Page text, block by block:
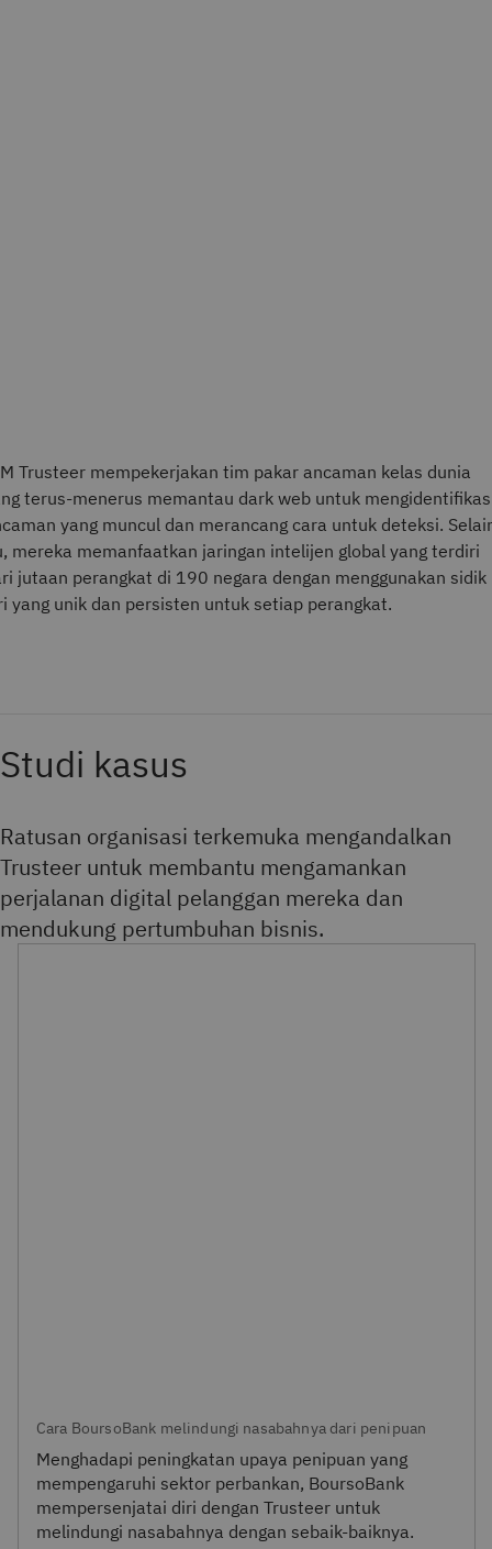
Trusteer mempekerjakan tim pakar ancaman kelas dunia
terus-menerus memantau dark web untuk
yang muncul dan merancang cara untuk deteksi.
mereka memanfaatkan jaringan intelijen global yang terdiri
jutaan perangkat di 190 negara dengan menggunakan sidik
yang unik dan persisten untuk setiap perangkat.
Studi kasus
Ratusan organisasi terkemuka mengandalkan
Trusteer untuk membantu mengamankan
perjalanan digital pelanggan mereka dan
mendukung pertumbuhan bisnis.
Cara BoursoBank melindungi nasabahnya dari penipuan
Menghadapi peningkatan upaya penipuan yang
mempengaruhi sektor perbankan, BoursoBank
mempersenjatai diri dengan Trusteer untuk
melindungi nasabahnya dengan sebaik-baiknya.